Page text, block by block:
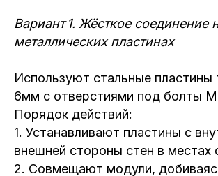
Вариант 1. Жёсткое соединение
металлических пластинах
Используют стальные пластины
6мм с отверстиями под болты
Порядок действий:
1. Устанавливают пластины с
внешней стороны стен в местах
2. Совмещают модули,